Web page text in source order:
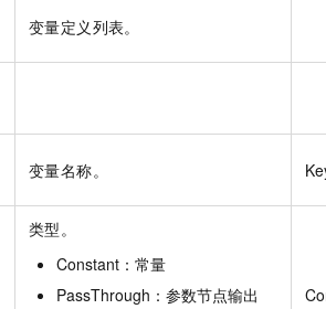
变量定义列表。
变量名称。
类型。
Constant：常量
PassThrough：参数节点输出